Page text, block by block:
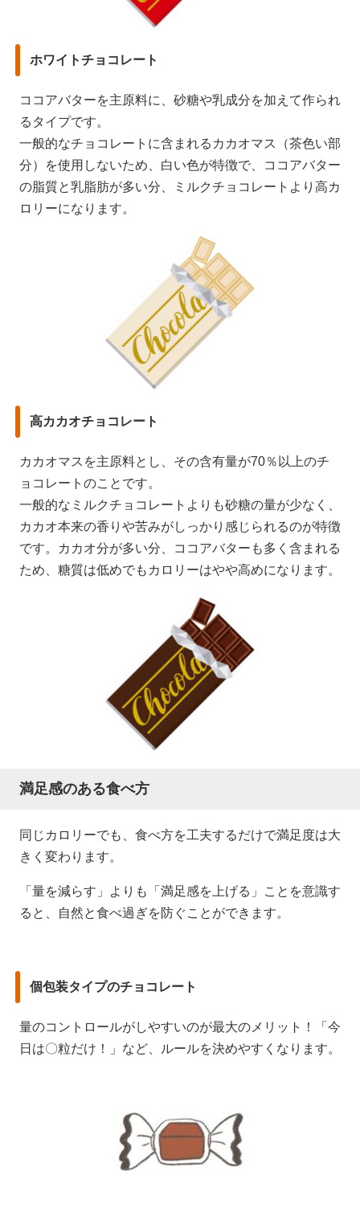
ホワイトチョコレート
ココアバターを主原料に、砂糖や乳成分を加えて作られ
るタイプです。
一般的なチョコレートに含まれるカカオマス（茶色い部
分）を使用しないため、白い色が特徴で、ココアバター
の脂質と乳脂肪が多い分、ミルクチョコレートより高カ
ロリーになります。
高カカオチョコレート
カカオマスを主原料とし、その含有量が70％以上のチ
ョコレートのことです。
一般的なミルクチョコレートよりも砂糖の量が少なく、
カカオ本来の香りや苦みがしっかり感じられるのが特徴
です。カカオ分が多い分、ココアバターも多く含まれる
ため、糖質は低めでもカロリーはやや高めになります。
満足感のある食べ方
同じカロリーでも、食べ方を工夫するだけで満足度は大
きく変わります。
「量を減らす」よりも「満足感を上げる」ことを意識す
ると、自然と食べ過ぎを防ぐことができます。
個包装タイプのチョコレート
量のコントロールがしやすいのが最大のメリット！「今
日は〇粒だけ！」など、ルールを決めやすくなります。